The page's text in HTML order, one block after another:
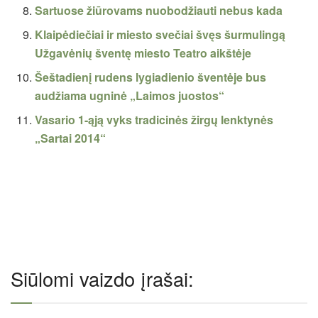
Sartuose žiūrovams nuobodžiauti nebus kada
Klaipėdiečiai ir miesto svečiai švęs šurmulingą
Užgavėnių šventę miesto Teatro aikštėje
Šeštadienį rudens lygiadienio šventėje bus
audžiama ugninė „Laimos juostos“
Vasario 1-ąją vyks tradicinės žirgų lenktynės
„Sartai 2014“
Siūlomi vaizdo įrašai: